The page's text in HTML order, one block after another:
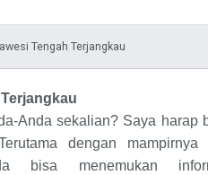
Tengah Terjangkau
Terjangkau
Anda sekalian? Saya harap
dengan mampirnya
bisa menemukan